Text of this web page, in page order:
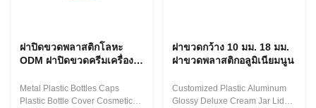
ฝาปิดขวดพลาสติกโลหะ
ODM ฝาปิดขวดครีมเครื่อง
Metal Plastic Bottles Caps
Plastic Bottle Cover Cosmetic
ฝาขวดกว้าง 10 มม. 18 มม.
ฝาขวดพลาสติกอลูมิเนียมนูน
Customized Plastic Aluminum
Glossy Deluxe Cream Jar Lids